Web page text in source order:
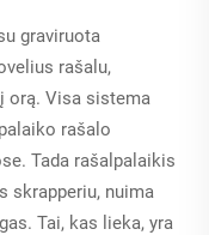
graviruota
rašalu,
orą. Visa sistema
rašalo
Tada rašalpalaikis
skrapperiu, nuima
Tai, kas lieka, yra